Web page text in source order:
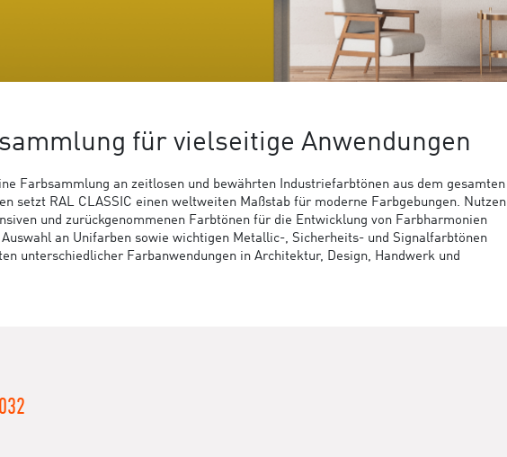
für vielseitige Anwendungen
Farbsammlung an zeitlosen und bewährten Industriefarbtönen aus dem gesamten
setzt RAL CLASSIC einen weltweiten Maßstab für moderne Farbgebungen. Nutzen
und zurückgenommenen Farbtönen für die Entwicklung von Farbharmonien
an Unifarben sowie wichtigen Metallic-, Sicherheits- und Signalfarbtönen
unterschiedlicher Farbanwendungen in Architektur, Design, Handwerk und